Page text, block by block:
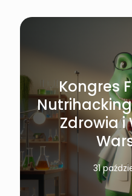
Kongres
Zdrowia i
31